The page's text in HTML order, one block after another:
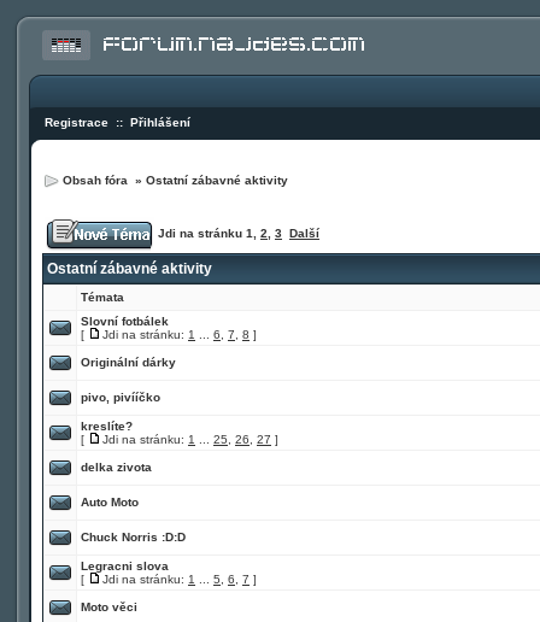
Registrace :: Přihlášení
Obsah fóra » Ostatní zábavné aktivity
Jdi na stránku 1 2 3 Další
Ostatní zábavné aktivity
Témata
Slovní fotbálek
[
Jdi na stránku: 1 6 7 8 ]
Originální dárky
pivo, pivííčko
kreslíte?
[
Jdi na stránku: 1 25 26 27 ]
delka zivota
Auto Moto
Chuck Norris :D:D
Legracni slova
[
Jdi na stránku: 1 5 6 7 ]
Moto věci